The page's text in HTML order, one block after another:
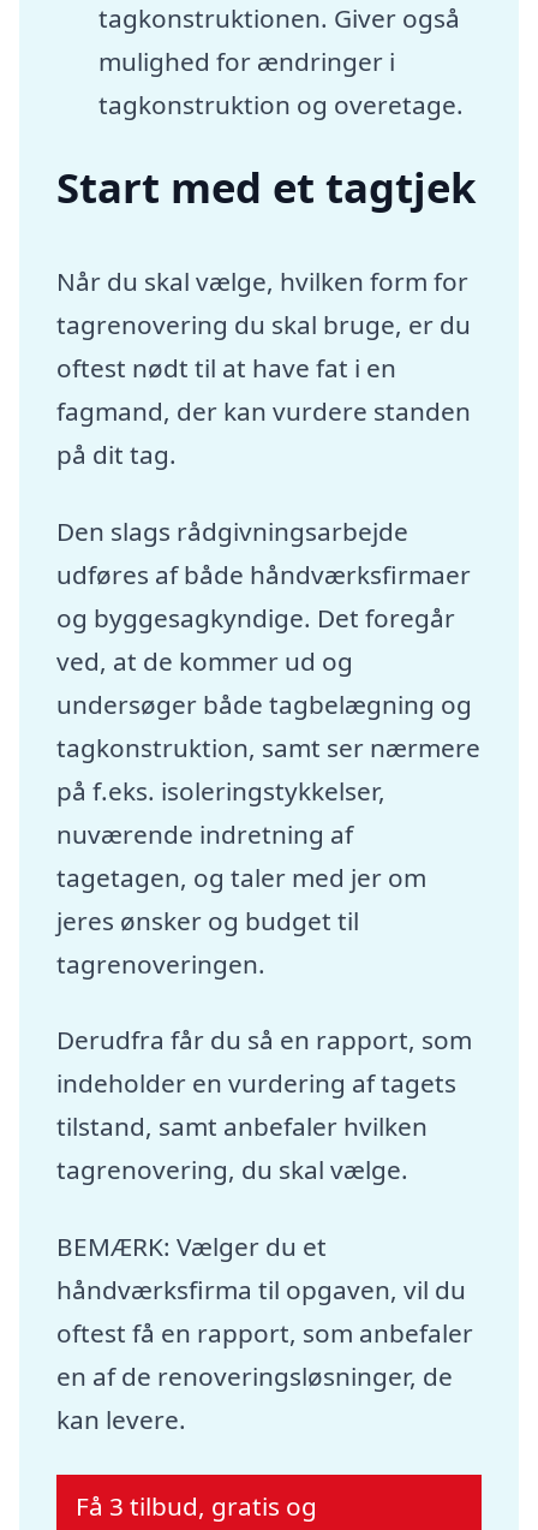
tagkonstruktionen. Giver også
mulighed for ændringer i
tagkonstruktion og overetage.
Start med et tagtjek
Når du skal vælge, hvilken form for
tagrenovering du skal bruge, er du
oftest nødt til at have fat i en
fagmand, der kan vurdere standen
på dit tag.
Den slags rådgivningsarbejde
udføres af både håndværksfirmaer
og byggesagkyndige. Det foregår
ved, at de kommer ud og
undersøger både tagbelægning og
tagkonstruktion, samt ser nærmere
på f.eks. isoleringstykkelser,
nuværende indretning af
tagetagen, og taler med jer om
jeres ønsker og budget til
tagrenoveringen.
Derudfra får du så en rapport, som
indeholder en vurdering af tagets
tilstand, samt anbefaler hvilken
tagrenovering, du skal vælge.
BEMÆRK: Vælger du et
håndværksfirma til opgaven, vil du
oftest få en rapport, som anbefaler
en af de renoveringsløsninger, de
kan levere.
Få 3 tilbud, gratis og